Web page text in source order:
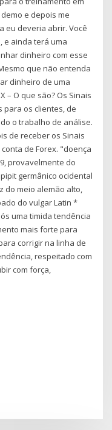
e depois me
eu deveria abrir. Você
e ainda terá uma
dinheiro com esse
que não entenda
dinheiro de uma
– O que são? Os Sinais
para os clientes, de
o trabalho de análise.
de receber os Sinais
conta de Forex. "doença
provavelmente do
germânico ocidental
do meio alemão alto,
do vulgar Latin *
uma timida tendência
mais forte para
corrigir na linha de
respeitado com
com força,